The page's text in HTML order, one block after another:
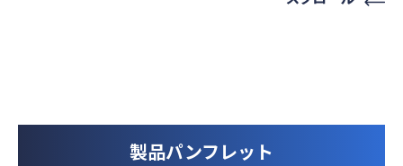
製品パンフレット